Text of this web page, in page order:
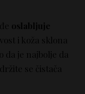
oslabljuje
i koža sklona
da je najbolje da
se čistača